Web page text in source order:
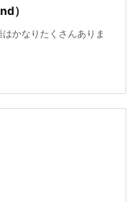
）
かなりたくさんありま